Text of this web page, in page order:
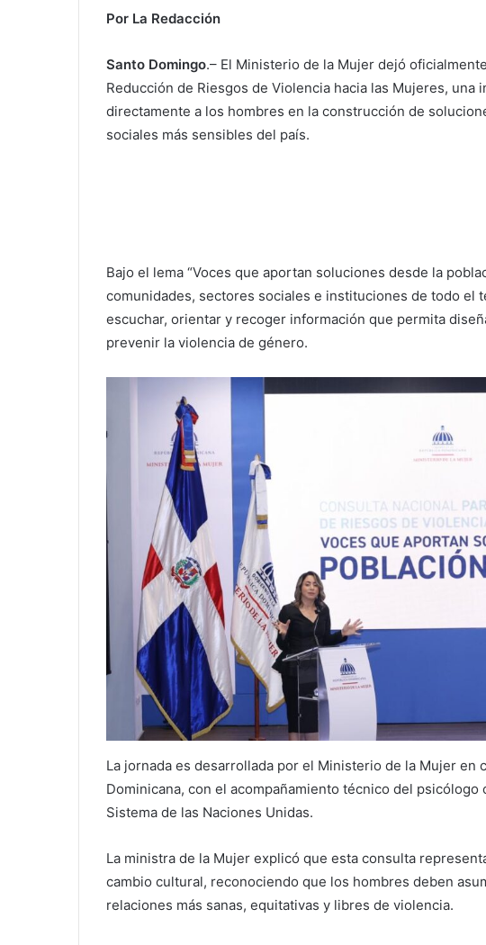
Por La Redacción
Santo Domingo.– El Ministerio de la Mujer dejó
Reducción de Riesgos de Violencia hacia las Mujeres, una
directamente a los hombres en la construcción de
sociales más sensibles del país.
Bajo el lema “Voces que aportan soluciones desde la
comunidades, sectores sociales e instituciones de todo el
escuchar, orientar y recoger información que permita
prevenir la violencia de género.
La jornada es desarrollada por el Ministerio de la Mujer en
Dominicana, con el acompañamiento técnico del
Sistema de las Naciones Unidas.
La ministra de la Mujer explicó que esta consulta
cambio cultural, reconociendo que los hombres deben
relaciones más sanas, equitativas y libres de violencia.